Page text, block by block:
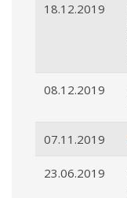
18.12.2019
08.12.2019
07.11.2019
23.06.2019